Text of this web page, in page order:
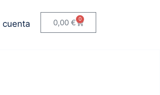
cuenta 0,00 € 0